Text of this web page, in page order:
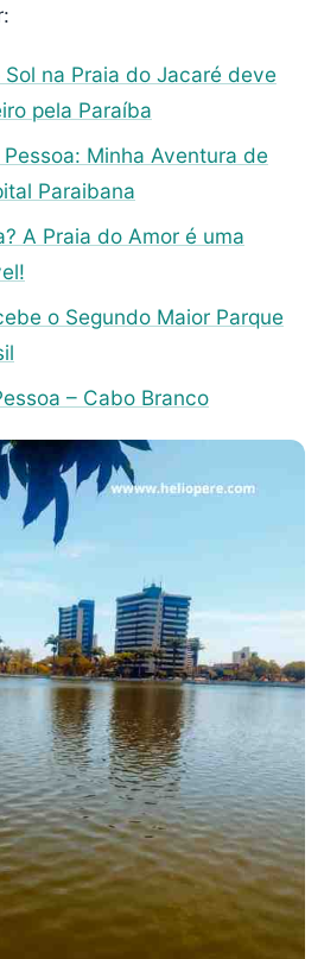
Sol na Praia do Jacaré deve
pela Paraíba
Minha Aventura de
Paraibana
A Praia do Amor é uma
o Segundo Maior Parque
– Cabo Branco